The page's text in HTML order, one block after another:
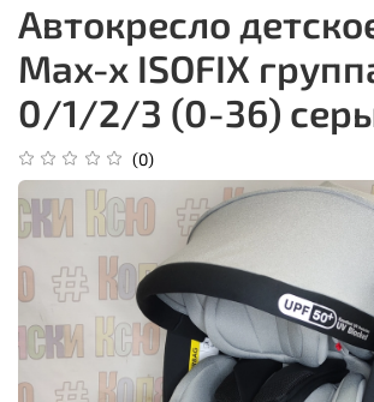
Автокресло
Max-x ISOFIX
0/1/2/3 (0-36)
(0)